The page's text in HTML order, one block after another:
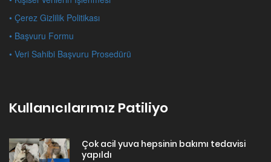
• Çerez Gizlilik Politikası
• Başvuru Formu
• Veri Sahibi Başvuru Prosedürü
Kullanıcılarımız Patiliyo
Çok acil yuva hepsinin bakımı tedavisi
yapıldı